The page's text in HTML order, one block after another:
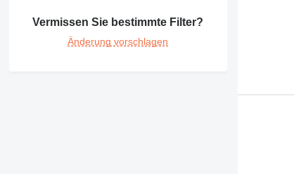
Vermissen Sie bestimmte Filter?
Änderung vorschlagen